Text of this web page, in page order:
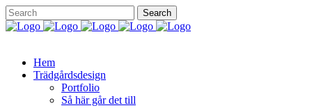
Hem
Trädgårdsdesign
Portfolio
Så här går det till